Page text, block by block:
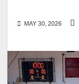
MAY 30, 2026